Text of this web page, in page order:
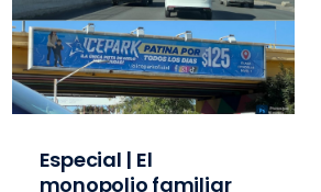
Especial | El
monopolio familiar